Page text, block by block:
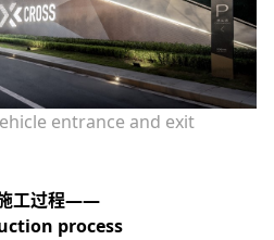
entrance and exit
工过程——
process